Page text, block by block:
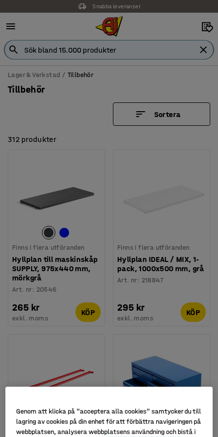
Snabba leveranser
Lager & Verkstad Tillbehör
Tillbehör
Sortera
312 produkter
Finns i flera utföranden
Hyllplan till maskinskåp
SUPPLY, 975x440 mm,
mörkgrå
Art. nr: 20546
265 kr
exkl. moms
KÖP
Finns i flera utföranden
Hyllplan IDEAL / MIX, 1-
pack, 1000x500 mm, grå
Art. nr: 218847
295 kr
exkl. moms
KÖP
Finns i flera utföranden
Genom att klicka på "acceptera alla cookies" samtycker du till
lagring av cookies på din enhet för att förbättra navigeringen på
webbplatsen, analysera webbplatsens användning och bistå i